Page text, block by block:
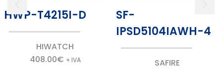
HWP-T4215I-D
HIWATCH
408.00€ + IVA
SF-
IPSD5104IAWH-4
SAFIRE